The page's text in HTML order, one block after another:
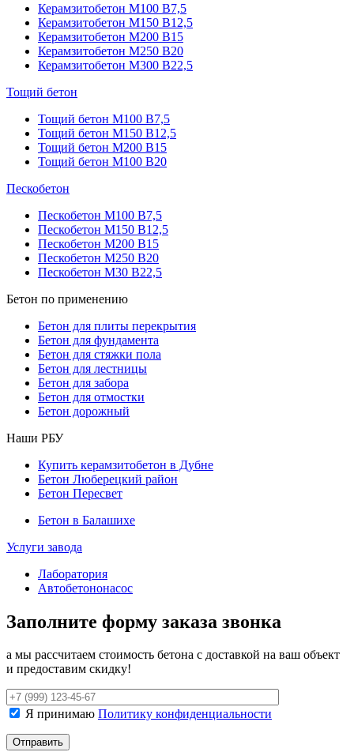
Керамзитобетон М100 В7,5
Керамзитобетон М150 В12,5
Керамзитобетон М200 В15
Керамзитобетон М250 В20
Керамзитобетон М300 В22,5
Тощий бетон
Тощий бетон М100 В7,5
Тощий бетон М150 В12,5
Тощий бетон М200 В15
Тощий бетон М100 В20
Пескобетон
Пескобетон М100 В7,5
Пескобетон М150 В12,5
Пескобетон М200 В15
Пескобетон М250 В20
Пескобетон М30 В22,5
Бетон по применению
Бетон для плиты перекрытия
Бетон для фундамента
Бетон для стяжки пола
Бетон для лестницы
Бетон для забора
Бетон для отмостки
Бетон дорожный
Наши РБУ
Купить керамзитобетон в Дубне
Бетон Люберецкий район
Бетон Пересвет
Бетон в Балашихе
Услуги завода
Лаборатория
Автобетононасос
Заполните форму заказа звонка
а мы рассчитаем стоимость бетона с доставкой на ваш объект
и предоставим скидку!
Я принимаю Политику конфиденциальности